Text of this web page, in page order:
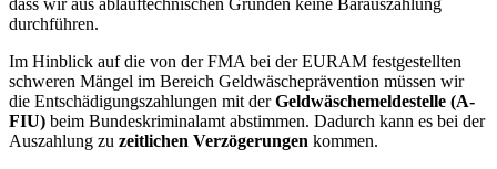
dass wir aus ablauftechnischen Gründen keine Barauszahlung
durchführen.
Im Hinblick auf die von der FMA bei der EURAM festgestellten
schweren Mängel im Bereich Geldwäscheprävention müssen wir
die Entschädigungszahlungen mit derGeldwäschemeldestelle (A-
FIU) beim Bundeskriminalamt abstimmen. Dadurch kann es bei der
Auszahlung zu zeitlichen Verzögerungen kommen.